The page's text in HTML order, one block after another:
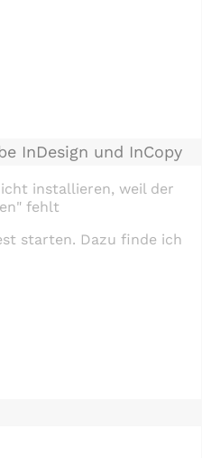
InDesign und InCopy
installieren, weil der
fehlt
starten. Dazu finde ich